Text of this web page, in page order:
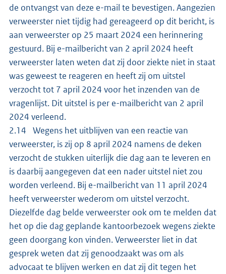
de ontvangst van deze e-mail te bevestigen. Aangezien
verweerster niet tijdig had gereageerd op dit bericht, is
aan verweerster op 25 maart 2024 een herinnering
gestuurd. Bij e-mailbericht van 2 april 2024 heeft
verweerster laten weten dat zij door ziekte niet in staat
was geweest te reageren en heeft zij om uitstel
verzocht tot 7 april 2024 voor het inzenden van de
vragenlijst. Dit uitstel is per e-mailbericht van 2 april
2024 verleend.
2.14 Wegens het uitblijven van een reactie van
verweerster, is zij op 8 april 2024 namens de deken
verzocht de stukken uiterlijk die dag aan te leveren en
is daarbij aangegeven dat een nader uitstel niet zou
worden verleend. Bij e-mailbericht van 11 april 2024
heeft verweerster wederom om uitstel verzocht.
Diezelfde dag belde verweerster ook om te melden dat
het op die dag geplande kantoorbezoek wegens ziekte
geen doorgang kon vinden. Verweerster liet in dat
gesprek weten dat zij genoodzaakt was om als
advocaat te blijven werken en dat zij dit tegen het